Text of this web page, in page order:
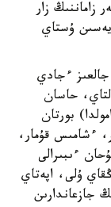
زار
ۇستاي
ءجادي
حاسان
بورتان
ءشامىس قۇمار،
ءىبىرالى
ۇلى، اپەتاي
جازعاندارىن